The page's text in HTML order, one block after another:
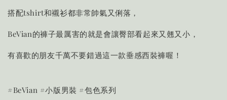
搭配tshirt和襯衫都非常帥氣又俐落，
BeVian的褲子最厲害的就是會讓臀部看起來又翹又小，
有喜歡的朋友千萬不要錯過這一款垂感西裝褲喔！
#BeVian #小版男裝 #包色系列